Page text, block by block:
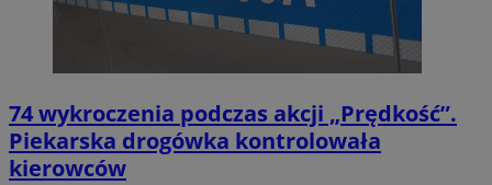
74 wykroczenia podczas akcji „Prędkość”.
Piekarska drogówka kontrolowała
kierowców